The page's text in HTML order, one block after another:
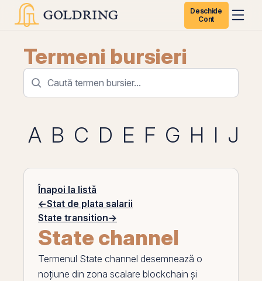
Deschide
Cont
Termeni bursieri
A B C D E F G H I J
Înapoi la listă
←Stat de plata salarii
State transition→
State channel
Termenul State channel desemnează o
noțiune din zona scalare blockchain și